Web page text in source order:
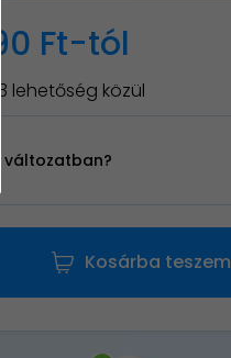
Ft-tól
3 lehetőség közül
változatban?
Kosárba teszem